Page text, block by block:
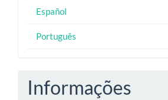
Español
Português
Informações